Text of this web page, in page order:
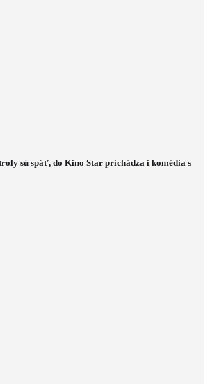
sú späť, do Kino Star prichádza i komédia s